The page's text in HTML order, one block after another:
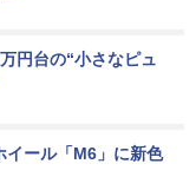
円台の“小さなピュ
イール「M6」に新色